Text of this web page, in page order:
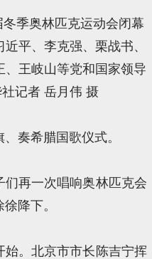
季奥林匹克运动会闭幕
平、李克强、栗战书、
王岐山等党和国家领导
记者 岳月伟 摄
奏希腊国歌仪式。
再一次唱响奥林匹克会
降下。
。北京市市长陈吉宁挥